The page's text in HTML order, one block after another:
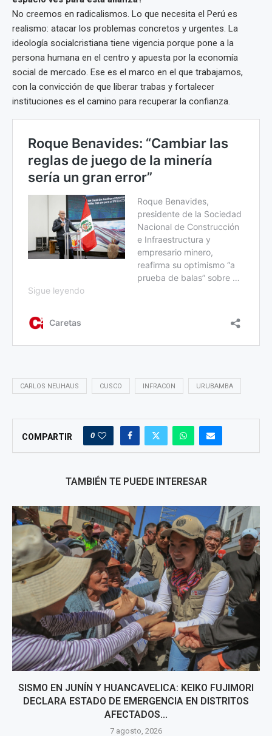
No creemos en radicalismos. Lo que necesita el Perú es
realismo: atacar los problemas concretos y urgentes. La
ideología socialcristiana tiene vigencia porque pone a la
persona humana en el centro y apuesta por la economía
social de mercado. Ese es el marco en el que trabajamos,
con la convicción de que liberar trabas y fortalecer
instituciones es el camino para recuperar la confianza.
CARLOS NEUHAUS CUSCO INFRACON URUBAMBA
COMPARTIR 0
TAMBIÉN TE PUEDE INTERESAR
SISMO EN JUNÍN Y HUANCAVELICA: KEIKO FUJIMORI
DECLARA ESTADO DE EMERGENCIA EN DISTRITOS
AFECTADOS...
7 agosto, 2026